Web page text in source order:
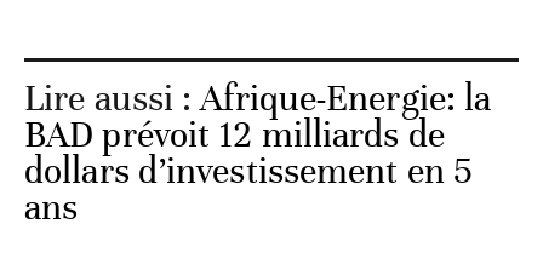
Lire aussi :Afrique-Energie: la
BAD prévoit 12 milliards de
dollars d’investissement en 5
ans